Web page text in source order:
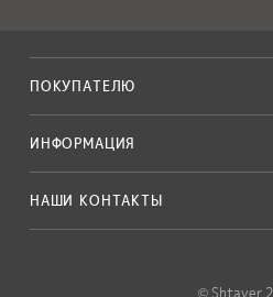
ПОКУПАТЕЛЮ
ИНФОРМАЦИЯ
НАШИ КОНТАКТЫ